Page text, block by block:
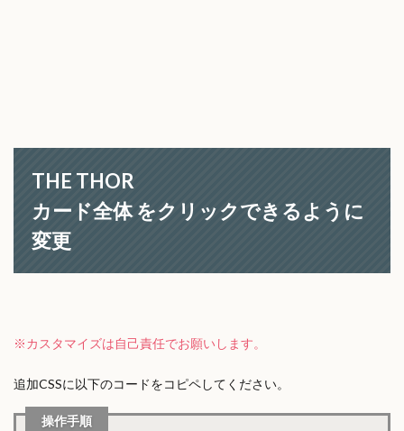
THE THOR
カード全体 をクリックできるように
変更
※カスタマイズは自己責任でお願いします。
追加CSSに以下のコードをコピペしてください。
操作手順